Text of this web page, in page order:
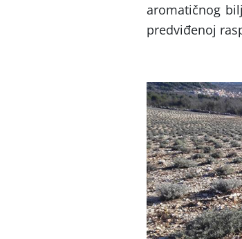
aromatičnog
predviđenoj